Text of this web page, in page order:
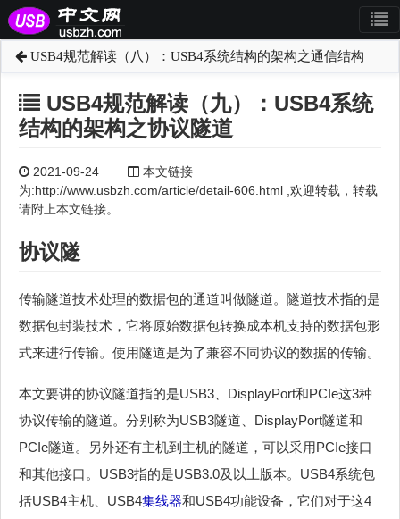
USB4规范解读（八）：USB4系统结构的架构之通信结构
USB4规范解读（九）：USB4系统
结构的架构之协议隧道
2021-09-24
本文链接
为:http://www.usbzh.com/article/detail-606.html ,欢迎转载，转载
请附上本文链接。
协议隧
传输隧道技术处理的数据包的通道叫做隧道。隧道技术指的是
数据包封装技术，它将原始数据包转换成本机支持的数据包形
式来进行传输。使用隧道是为了兼容不同协议的数据的传输。
本文要讲的协议隧道指的是USB3、DisplayPort和PCIe这3种
协议传输的隧道。分别称为USB3隧道、DisplayPort隧道和
PCIe隧道。另外还有主机到主机的隧道，可以采用PCIe接口
和其他接口。USB3指的是USB3.0及以上版本。USB4系统包
括USB4主机、USB4集线器和USB4功能设备，它们对于这4